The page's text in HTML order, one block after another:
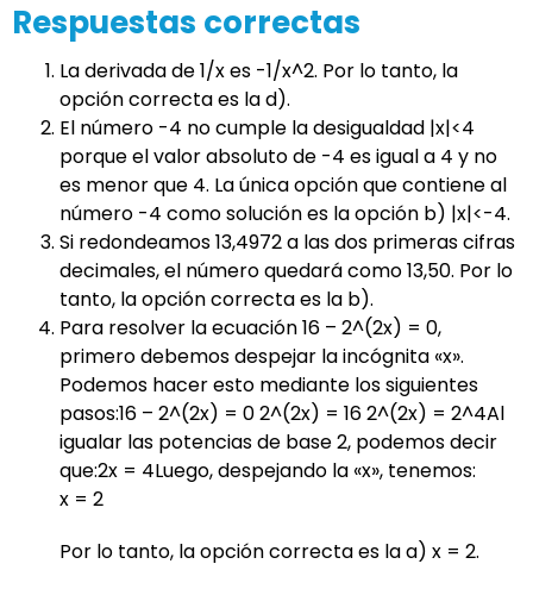
Respuestas correctas
La derivada de 1/x es -1/x^2. Por lo tanto, la
opción correcta es la d).
El número -4 no cumple la desigualdad |x|<4
porque el valor absoluto de -4 es igual a 4 y no
es menor que 4. La única opción que contiene al
número -4 como solución es la opción b) |x|<-4.
Si redondeamos 13,4972 a las dos primeras cifras
decimales, el número quedará como 13,50. Por lo
tanto, la opción correcta es la b).
Para resolver la ecuación 16 – 2^(2x) = 0,
primero debemos despejar la incógnita «x».
Podemos hacer esto mediante los siguientes
pasos:16 – 2^(2x) = 0 2^(2x) = 16 2^(2x) = 2^4Al
igualar las potencias de base 2, podemos decir
que:2x = 4Luego, despejando la «x», tenemos:
x = 2
Por lo tanto, la opción correcta es la a) x = 2.